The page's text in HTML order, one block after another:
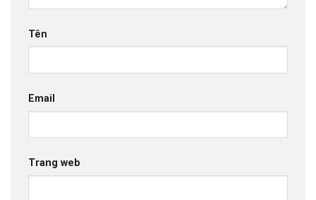
Tên
Email
Trang web